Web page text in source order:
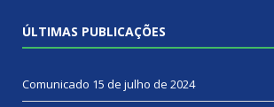
ÚLTIMAS PUBLICAÇÕES
Comunicado 15 de julho de 2024